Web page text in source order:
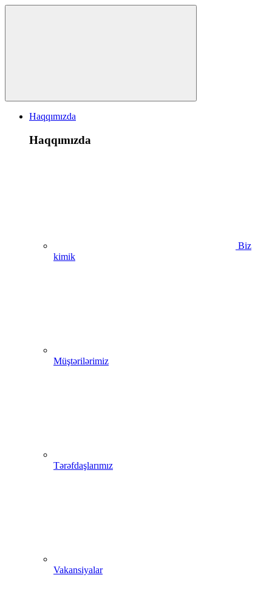
Haqqımızda
Haqqımızda
Biz
kimik
Müştərilərimiz
Tərəfdaşlarımız
Vakansiyalar